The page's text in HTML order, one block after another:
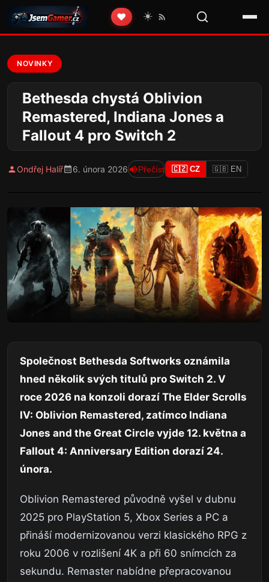
❤️ ☀️
NOVINKY
Bethesda chystá Oblivion
Remastered, Indiana Jones a
Fallout 4 pro Switch 2
Ondřej Halíř 6. února 2026 Přečíst 🇨🇿 CZ 🇬🇧 EN
Společnost Bethesda Softworks oznámila
hned několik svých titulů pro Switch 2. V
roce 2026 na konzoli dorazí The Elder Scrolls
IV: Oblivion Remastered, zatímco Indiana
Jones and the Great Circle vyjde 12. května a
Fallout 4: Anniversary Edition dorazí 24.
února.
Oblivion Remastered původně vyšel v dubnu
2025 pro PlayStation 5, Xbox Series a PC a
přináší modernizovanou verzi klasického RPG z
roku 2006 v rozlišení 4K a při 60 snímcích za
sekundu. Remaster nabídne přepracovanou